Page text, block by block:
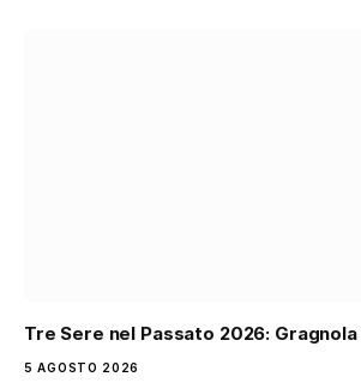
Tre Sere nel Passato 2026:
5 AGOSTO 2026